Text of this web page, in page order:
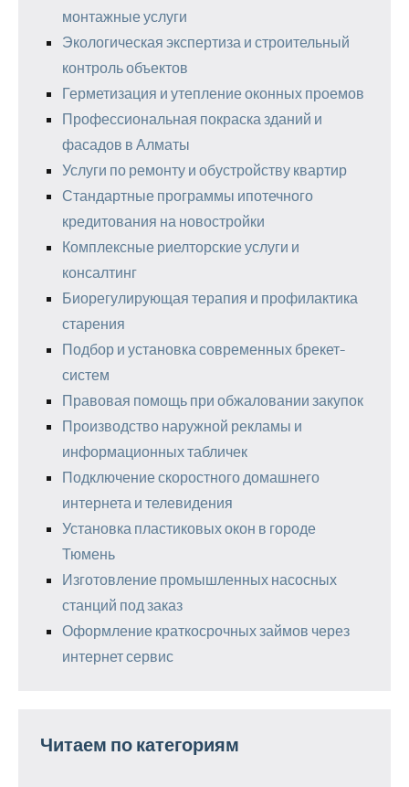
монтажные услуги
Экологическая экспертиза и строительный
контроль объектов
Герметизация и утепление оконных проемов
Профессиональная покраска зданий и
фасадов в Алматы
Услуги по ремонту и обустройству квартир
Стандартные программы ипотечного
кредитования на новостройки
Комплексные риелторские услуги и
консалтинг
Биорегулирующая терапия и профилактика
старения
Подбор и установка современных брекет-
систем
Правовая помощь при обжаловании закупок
Производство наружной рекламы и
информационных табличек
Подключение скоростного домашнего
интернета и телевидения
Установка пластиковых окон в городе
Тюмень
Изготовление промышленных насосных
станций под заказ
Оформление краткосрочных займов через
интернет сервис
Читаем по категориям